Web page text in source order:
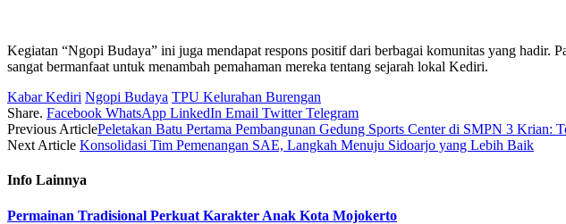
Kegiatan “Ngopi Budaya” ini juga mendapat respons positif dari berbagai komunitas yang hadir.
sangat bermanfaat untuk menambah pemahaman mereka tentang sejarah lokal Kediri.
Kabar Kediri Ngopi Budaya TPU Kelurahan Burengan
Share. Facebook WhatsApp LinkedIn Email Twitter Telegram
Previous ArticlePeletakan Batu Pertama Pembangunan Gedung Sports Center di SMPN 3 Krian:
Next Article Konsolidasi Tim Pemenangan SAE, Langkah Menuju Sidoarjo yang Lebih Baik
Info Lainnya
Permainan Tradisional Perkuat Karakter Anak Kota Mojokerto